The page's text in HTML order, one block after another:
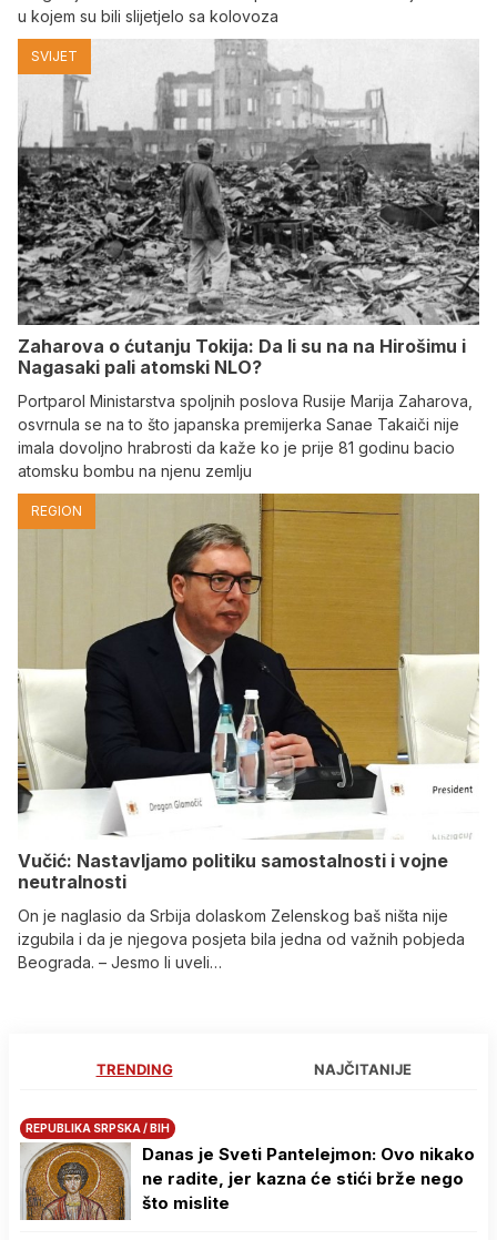
u kojem su bili slijetjelo sa kolovoza
SVIJET
Zaharova o ćutanju Tokija: Da li su na na Hirošimu i
Nagasaki pali atomski NLO?
Portparol Ministarstva spoljnih poslova Rusije Marija Zaharova,
osvrnula se na to što japanska premijerka Sanae Takaiči nije
imala dovoljno hrabrosti da kaže ko je prije 81 godinu bacio
atomsku bombu na njenu zemlju
REGION
Vučić: Nastavljamo politiku samostalnosti i vojne
neutralnosti
On je naglasio da Srbija dolaskom Zelenskog baš ništa nije
izgubila i da je njegova posjeta bila jedna od važnih pobjeda
Beograda. – Jesmo li uveli…
TRENDING NAJČITANIJE
REPUBLIKA SRPSKA / BIH
Danas je Sveti Pantelejmon: Ovo nikako
ne radite, jer kazna će stići brže nego
što mislite